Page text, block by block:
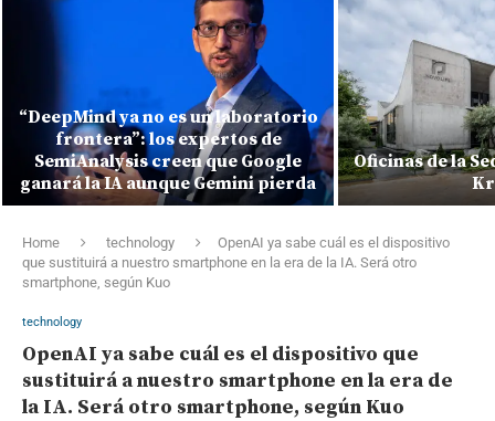
“DeepMind ya no es un laboratorio
frontera”: los expertos de
SemiAnalysis creen que Google
ganará la IA aunque Gemini pierda
Oficinas de la
Home technology
OpenAI ya sabe cuál es el dispositivo
que sustituirá a nuestro smartphone en la era de la IA. Será otro
smartphone, según Kuo
technology
OpenAI ya sabe cuál es el dispositivo que
sustituirá a nuestro smartphone en la era de
la IA. Será otro smartphone, según Kuo